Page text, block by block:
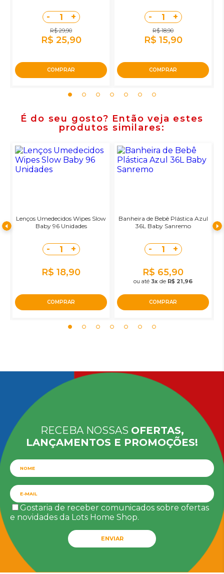
- 1 +
R$ 29,90
R$ 25,90
COMPRAR
- 1 +
R$ 18,90
R$ 15,90
COMPRAR
É do seu gosto? Então veja estes
produtos similares
Lenços Umedecidos Wipes Slow
Baby 96 Unidades
- 1 +
R$ 18,90
COMPRAR
Banheira de Bebê Plástica Azul
36L Baby Sanremo
- 1 +
R$ 65,90
ou até 3x de R$ 21,96
COMPRAR
RECEBA NOSSAS OFERTAS,
LANÇAMENTOS E PROMOÇÕES!
Gostaria de receber comunicados sobre ofertas
e novidades da Lots Home Shop.
ENVIAR